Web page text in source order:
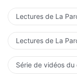
Lectures de La
Lectures de La
Série de vidéos